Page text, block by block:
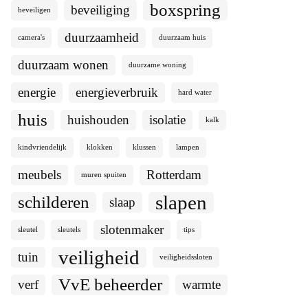
beveiligen beveiliging boxspring
camera's duurzaamheid duurzaam huis
duurzaam wonen duurzame woning
energie energieverbruik hard water
huis huishouden isolatie kalk
kindvriendelijk klokken klussen lampen
meubels muren spuiten Rotterdam
schilderen slaap slapen
sleutel sleutels slotenmaker tips
tuin veiligheid veiligheidssloten
verf VvE beheerder warmte